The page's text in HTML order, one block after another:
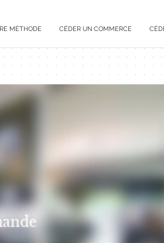
MÉTHODE CÉDER UN COMMERCE